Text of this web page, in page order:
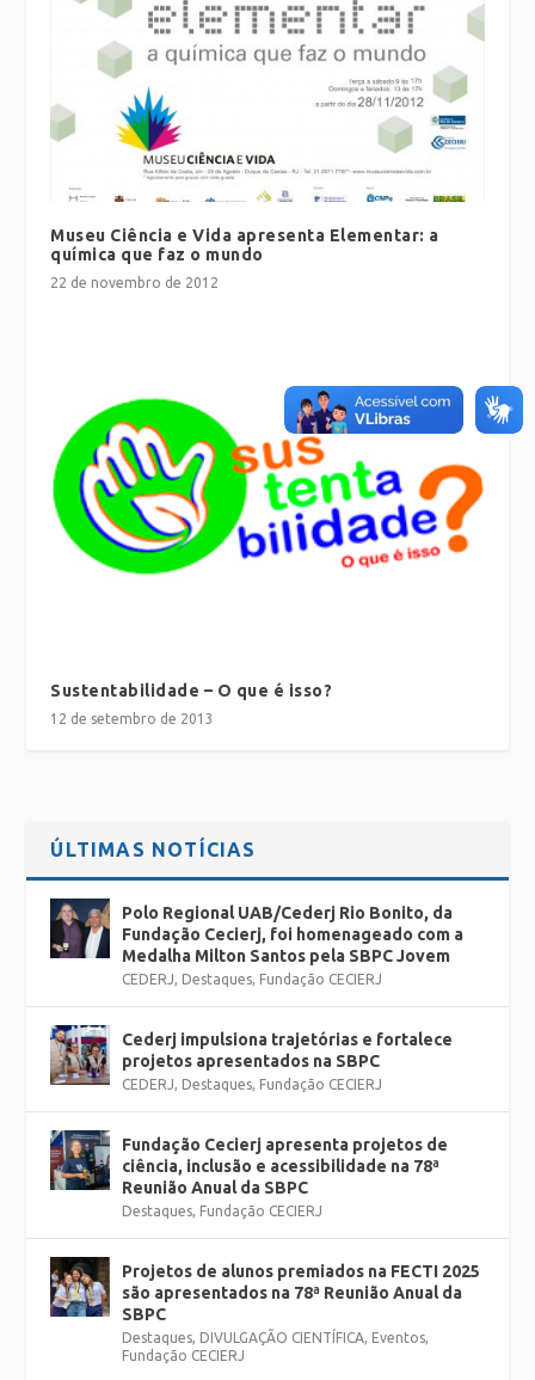
Museu Ciência e Vida apresenta Elementar: a
química que faz o mundo
22 de novembro de 2012
Sustentabilidade – O que é isso?
12 de setembro de 2013
ÚLTIMAS NOTÍCIAS
Polo Regional UAB/Cederj Rio Bonito, da
Fundação Cecierj, foi homenageado com a
Medalha Milton Santos pela SBPC Jovem
CEDERJ, Destaques, Fundação CECIERJ
Cederj impulsiona trajetórias e fortalece
projetos apresentados na SBPC
CEDERJ, Destaques, Fundação CECIERJ
Fundação Cecierj apresenta projetos de
ciência, inclusão e acessibilidade na 78ª
Reunião Anual da SBPC
Destaques, Fundação CECIERJ
Projetos de alunos premiados na FECTI 2025
são apresentados na 78ª Reunião Anual da
SBPC
Destaques, DIVULGAÇÃO CIENTÍFICA, Eventos,
Fundação CECIERJ